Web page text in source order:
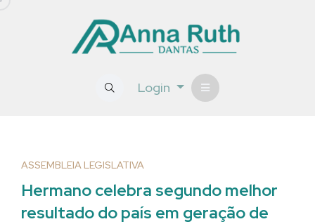
Login
ASSEMBLEIA LEGISLATIVA
Hermano celebra segundo melhor
resultado do país em geração de